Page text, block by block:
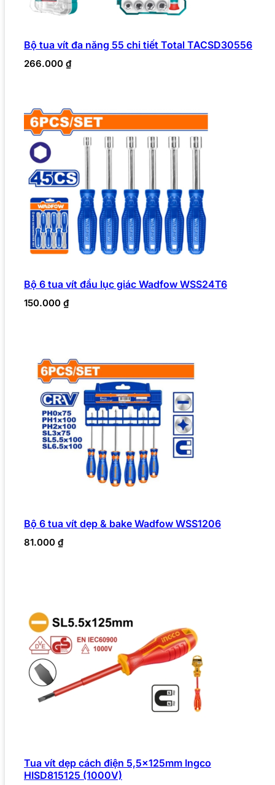
Bộ tua vít đa năng 55 chi tiết Total TACSD30556
266.000 ₫
Bộ 6 tua vít đầu lục giác Wadfow WSS24T6
150.000 ₫
Bộ 6 tua vít dẹp & bake Wadfow WSS1206
81.000 ₫
Tua vít dẹp cách điện 5,5x125mm Ingco
HISD815125 (1000V)